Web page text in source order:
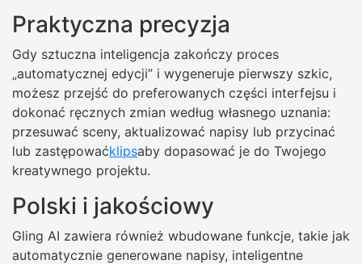
Praktyczna precyzja
Gdy sztuczna inteligencja zakończy proces
„automatycznej edycji” i wygeneruje pierwszy szkic,
możesz przejść do preferowanych części interfejsu i
dokonać ręcznych zmian według własnego uznania:
przesuwać sceny, aktualizować napisy lub przycinać
lub zastępowaćklipsaby dopasować je do Twojego
kreatywnego projektu.
Polski i jakościowy
Gling AI zawiera również wbudowane funkcje, takie jak
automatycznie generowane napisy, inteligentne